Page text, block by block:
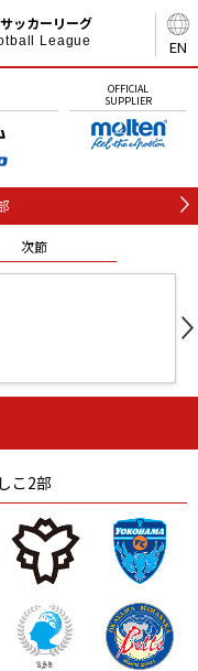
EN
ッカーリーグ
League
OFFICIAL
SUPPLIER
次節
石人の星
岡 愛媛Ｌ
こ2部